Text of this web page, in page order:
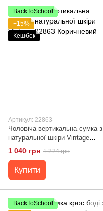
BackToSchool
−15%
Кешбек
Артикул: 22863
Чоловіча вертикальна сумка з
натуральної шкіри Vintage
22863 Коричневий
1 040 грн 1 224 грн
Купити
BackToSchool